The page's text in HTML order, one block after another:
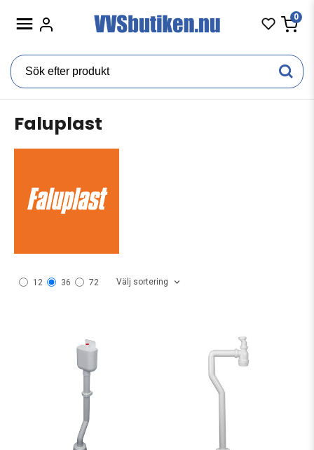
0
Faluplast
12 36 72 Välj sortering